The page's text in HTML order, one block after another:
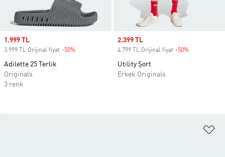
Sale price
1.999 TL
3.999 TL Orijinal fiyat -50%
Adilette 25 Terlik
Originals
3 renk
Sale price
2.399 TL
4.799 TL Orijinal fiyat -50%
Utility Şort
Erkek Originals